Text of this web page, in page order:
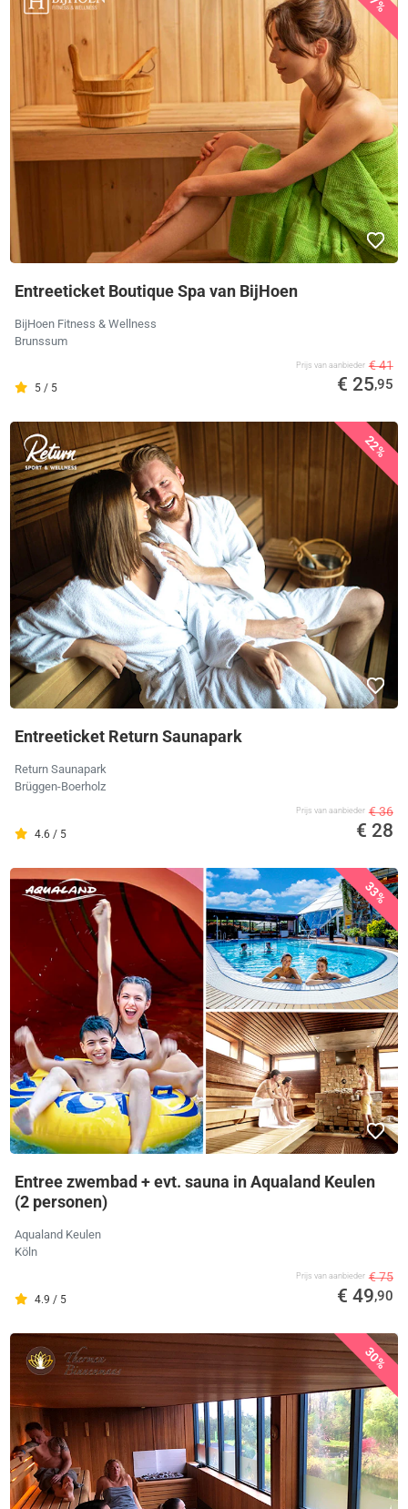
Entreeticket Boutique Spa van BijHoen
BijHoen Fitness & Wellness
Brunssum
5 / 5
Prijs van aanbieder € 41
€ 25,95
22%
Entreeticket Return Saunapark
Return Saunapark
Brüggen-Boerholz
4.6 / 5
Prijs van aanbieder € 36
€ 28
33%
Entree zwembad + evt. sauna in Aqualand Keulen
(2 personen)
Aqualand Keulen
Köln
4.9 / 5
Prijs van aanbieder € 75
€ 49,90
30%